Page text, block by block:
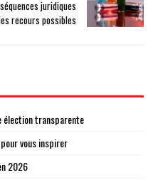
juridiques
recours possibles
élection transparente
vous inspirer
2026